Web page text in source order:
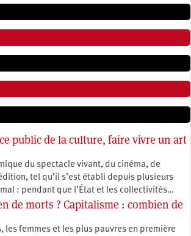
public de la culture, faire vivre un art
du spectacle vivant, du cinéma, de
tel qu’il s’est établi depuis plusieurs
: pendant que l’État et les collectivités…
de morts ? Capitalisme : combien de
les femmes et les plus pauvres en première